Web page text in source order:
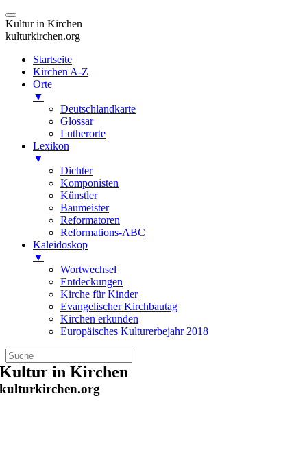
Kultur in Kirchen
kulturkirchen.org
Startseite
Kirchen A-Z
Orte
▼
Deutschlandkarte
Glossar
Lutherorte
Lexikon
▼
Dichter
Komponisten
Künstler
Baumeister
Reformatoren
Reformations-ABC
Kaleidoskop
▼
Wortwechsel
Entdeckungen
Kirche für Kinder
Evangelischer Kirchbautag
Kirchen erkunden
Europäisches Kulturerbejahr 2018
Zum
Inhalt
springen
Kultur in Kirchen
kulturkirchen.org